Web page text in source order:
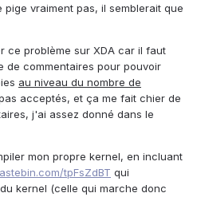
vraiment pas, il semblerait que
ce problème sur XDA car il faut
de commentaires pour pouvoir
au niveau du nombre de
acceptés, et ça me fait chier de
j'ai assez donné dans le
mon propre kernel, en incluant
tpFsZdBT qui
kernel (celle qui marche donc